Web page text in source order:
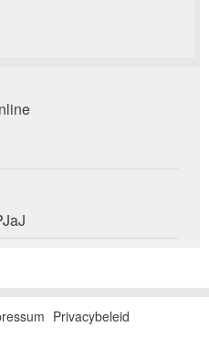
bij vrienden.
Open
Privacybeleid